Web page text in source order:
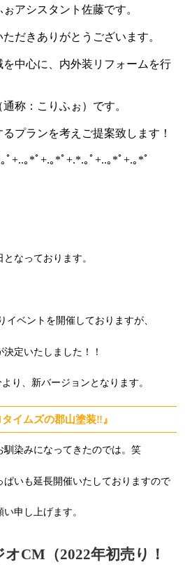
アシスタント佐藤です。
だきありがとうございます。
中心に、内外装リフォームを行
称：こりふぉ）です。
プランを考えご提案致します！
ﾟ+..｡*ﾟ+.｡*ﾟ+.*.｡ﾟ+..｡*ﾟ+.｡*ﾟ
なっております。
イベントを開催しておりますが、
定いたしました！！
り、新バージョンとなります。
イムズの郡山塗装‼』
馴染みになってきたのでは。笑
ぱいも延長開催いたしておりますので
申し上げます。
CM（2022年初売り！